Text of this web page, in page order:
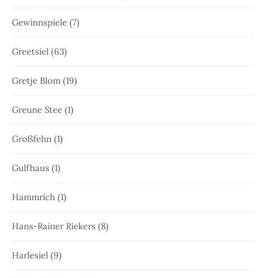
Gewinnspiele (7)
Greetsiel (63)
Gretje Blom (19)
Greune Stee (1)
Großfehn (1)
Gulfhaus (1)
Hammrich (1)
Hans-Rainer Riekers (8)
Harlesiel (9)